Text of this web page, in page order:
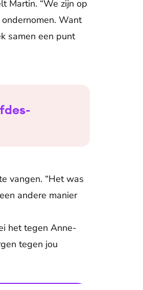
Martin. “We zijn op
Want
samen een punt
vangen. “Het was
andere manier
het tegen Anne-
tegen jou